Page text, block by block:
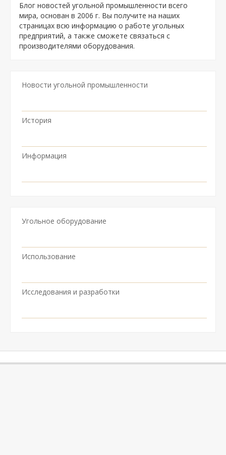
Блог новостей угольной промышленности всего
мира, основан в 2006 г. Вы получите на наших
страницах всю информацию о работе угольных
предприятий, а также сможете связаться с
производителями оборудования.
Новости угольной промышленности
История
Информация
Угольное оборудование
Использование
Исследования и разработки